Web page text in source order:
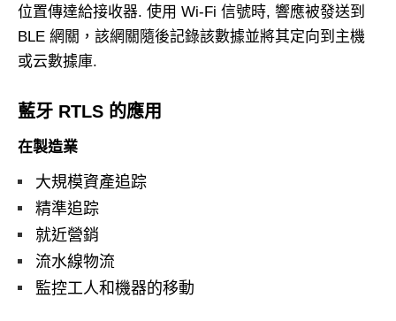
位置傳達給接收器. 使用 Wi-Fi 信號時, 響應被發送到
BLE 網關，該網關隨後記錄該數據並將其定向到主機
或云數據庫.
藍牙 RTLS 的應用
在製造業
大規模資產追踪
精準追踪
就近營銷
流水線物流
監控工人和機器的移動